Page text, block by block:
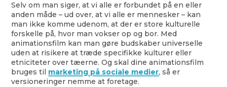
Selv om man siger, at vi alle er forbundet på en eller
anden måde – ud over, at vi alle er mennesker – kan
man ikke komme udenom, at der er store kulturelle
forskelle på, hvor man vokser op og bor. Med
animationsfilm kan man gøre budskaber universelle
uden at risikere at træde specifikke kulturer eller
etniciteter over tæerne. Og skal dine animationsfilm
bruges til marketing på sociale medier, så er
versioneringer nemme at foretage.